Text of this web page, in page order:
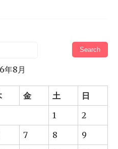
年8月
金 土
日
1
2
7 8
9